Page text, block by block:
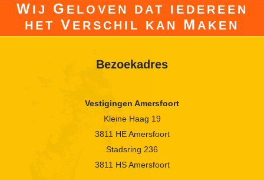
W IJ G ELOVEN DAT IEDEREEN
HET V ERSCHIL KAN M AKEN
Bezoekadres
Vestigingen Amersfoort
Kleine Haag 19
3811 HE Amersfoort
Stadsring 236
3811 HS Amersfoort